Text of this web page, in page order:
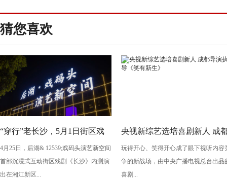
猜您喜欢
“穿行”老长沙，5月1日街区戏
剧《长沙》将亮相“后湖・戏码
头”
4月25日，后湖& 12539;戏码头演艺新空间
首部沉浸式互动街区戏剧《长沙》内测演
出在湘江新区...
央视新综艺选培喜剧新人 成
导演执导《笑有新生》
玩得开心、笑得开心成了眼下视听内容
争的新战场，由中央广播电视总台出品
喜剧...